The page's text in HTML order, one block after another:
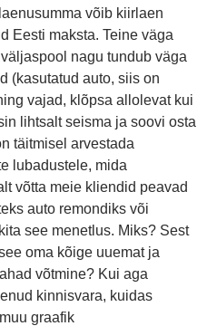
võib kiirlaen
Eesti maksta. Teine väga
nagu tundub väga
(kasutatud auto, siis on
vajad, klõpsa allolevat kui
lihtsalt seisma ja soovi osta
täitmisel arvestada
lubadustele, mida
võtta meie kliendid peavad
auto remondiks või
see menetlus. Miks? Sest
oma kõige uuemat ja
võtmine? Kui aga
kinnisvara, kuidas
graafik